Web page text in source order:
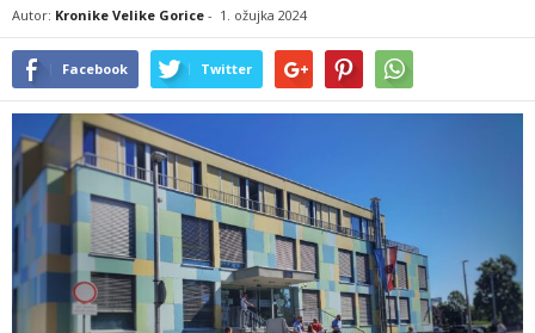
Autor: Kronike Velike Gorice - 1. ožujka 2024
Facebook Twitter